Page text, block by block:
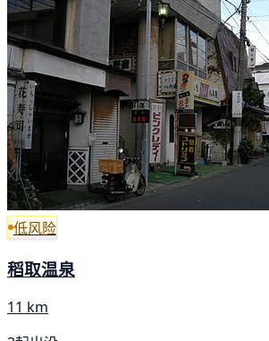
低风险
稻取温泉
11 km